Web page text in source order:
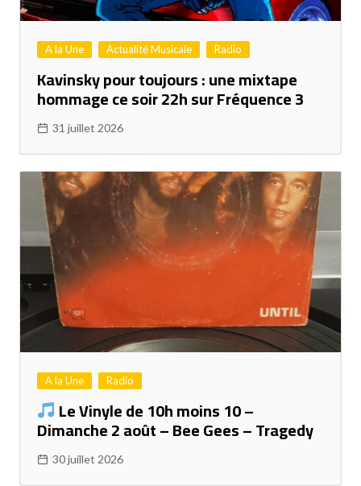
A la Une Actualité Musicale Radio
Kavinsky pour toujours : une mixtape
hommage ce soir 22h sur Fréquence 3
31 juillet 2026
A la Une Radio
Le Vinyle de 10h moins 10 –
Dimanche 2 août – Bee Gees – Tragedy
30 juillet 2026